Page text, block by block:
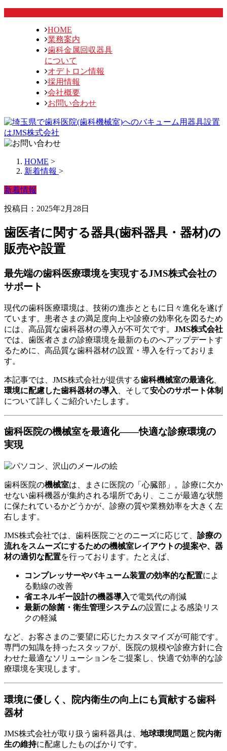
HOME
業務案内
歯科金属回収器具
について
オデトロン情報
採用情報
会社概要
お問い合わせ
HOME >
新着情報 >
新着情報
投稿日：2025年2月28日
歯医者に関する器具(歯科器具・器材)の
販売や設置
最先端の歯科医療環境を実現するJMS株式会社の
サポート
現代の歯科医療環境は、技術の進歩とともに日々進化を遂げ
ています。患者さまの満足度向上や診療の効率化を図るため
には、高品質な歯科器材の導入が不可欠です。 JMS株式会社
では、歯医者さまの診療環境を最新のものへアップデートす
るために、高品質な歯科器材の設置・導入を行っておりま
す。
本記事では、JMS株式会社が提供する歯科機械室の最適化、
環境に配慮した歯科器材の導入
、そして安心のサポート体制
について詳しくご紹介いたします。
歯科医院の機械室を最適化——快適な診療環境の
実現
歯科医院の機械室は、まさに医院の「心臓部」。診療に欠か
せない歯科機器が集約される場所であり、ここが最適な状態
に保たれているかどうかが、診療の質や業務効率を大きく左
右します。
JMS株式会社では、歯科医院ごとのニーズに応じて、 診療の
流れをスムーズにするための機械室レイアウトの提案や、器
材の適切な配置を行っております。たとえば、
コンプレッサーやバキューム装置の効率的な配置によ
る動線の改善
省エネルギー設計の機器導入で電気代の削減
最新の除菌・衛生管理システムの設置による感染リス
クの軽減
など、お客さまのご要望に応じたカスタマイズが可能です。
専門の知識を持ったスタッフが、医院の規模や診療方針に合
わせた最適なソリューションをご提案し、快適で効率的な診
療環境を実現します。
環境に優しく、院内衛生の向上にも貢献する歯科
器材
JMS株式会社が取り扱う歯科器具は、 地球環境問題と 院内衛
生の維持に配慮したものばかりです。